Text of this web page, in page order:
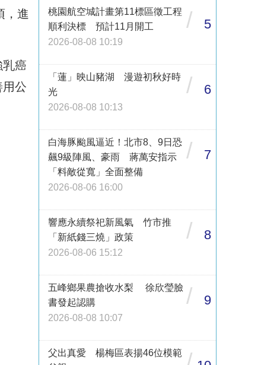
，進
癌
公
桃園航空城計畫第11標區徵工程
順利決標 預計11月開工
2026-08-08 10:19
/ 5
「蓮」映山豬湖 漫遊初秋好時
光
2026-08-08 10:13
/ 6
白海豚颱風逼近！北市8、9日恐
飆9級陣風、豪雨 蔣萬安指示
「料敵從寬」全面整備
2026-08-06 16:00
/ 7
響應永續祭祀新風氣 竹市推
「新紙錢三燒」政策
2026-08-06 15:12
/ 8
五峰鄉果農搶收水梨 徐欣瑩臉
書發起認購
2026-08-08 10:07
/ 9
父出真愛 楊梅區表揚46位模範